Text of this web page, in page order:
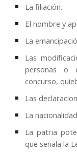
La filiación.
El nombre y
La
Las
personas o
concurso,
Las
La
La patria
que señala la